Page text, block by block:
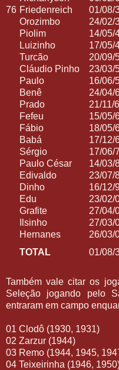
76 Friedenreich 01/08/
Orozimbo
24/02/
Piolim
14/05/
Luizinho
17/05/
Turcão
20/09/
Cláudio Pinho
23/03/
Paulo
16/06/
Benê
24/04/
Prado
21/11/
Fefeu
15/05/
Fábio
18/05/
Babá
17/12/
Sérgio
17/06/
Paulo César
14/03/
Edivaldo
23/07/
Dinho
16/12/
Edu
23/02/
Grafite
27/04/
Ilsinho
27/03/
Hernanes
26/03/
TOTAL
01/08/
Também vale citar os
Seleção jogando pelo
entraram em campo
01 Clodô (1930, 1931)
02 Zarzur (1944)
03 Remo (1944, 1945,
04 Teixeirinha (1946,